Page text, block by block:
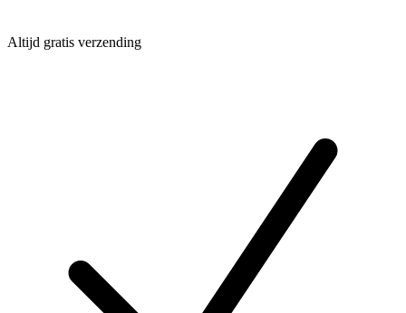
Altijd gratis verzending